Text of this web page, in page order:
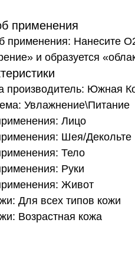
применения
применения: Нанесите
и образуется
производитель: Южная
Увлажнение\Питание
Лицо
Шея/Декольте
Тело
Руки
Живот
Для всех типов кожи
Возрастная кожа